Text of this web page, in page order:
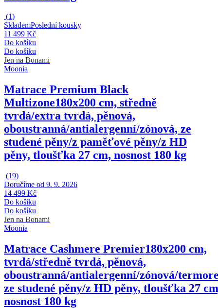
(1)
SklademPoslední kousky
11 499 Kč
Do košíku
Do košíku
Jen na Bonami
Moonia
Matrace Premium Black
Multizone180x200 cm, středně
tvrdá/extra tvrdá, pěnová,
oboustranná/antialergenní/zónová, ze
studené pěny/z paměťové pěny/z HD
pěny, tloušťka 27 cm, nosnost 180 kg
(19)
Doručíme od 9. 9. 2026
14 499 Kč
Do košíku
Do košíku
Jen na Bonami
Moonia
Matrace Cashmere Premier180x200 cm,
tvrdá/středně tvrdá, pěnová,
oboustranná/antialergenní/zónová/
ze studené pěny/z HD pěny, tloušťka 27
nosnost 180 kg